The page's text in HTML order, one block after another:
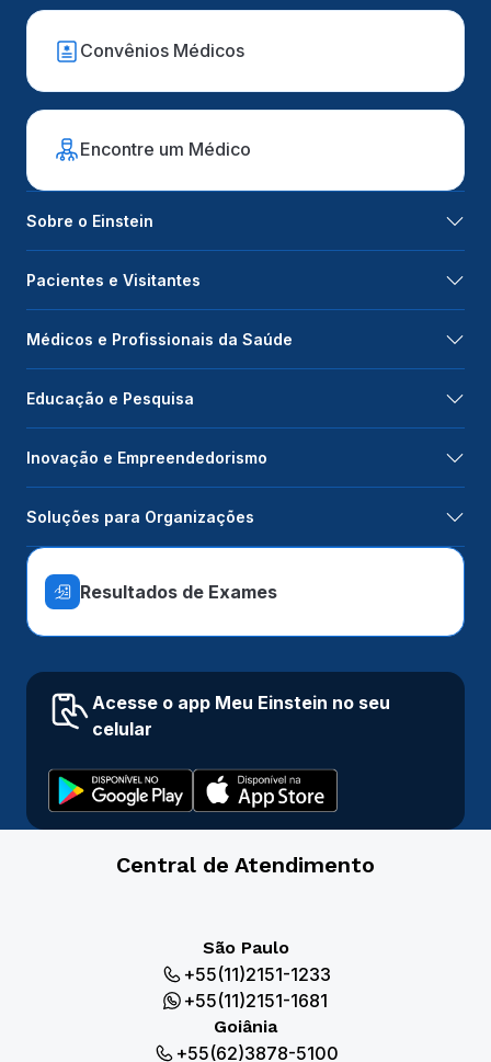
Convênios Médicos
Encontre um Médico
Sobre o Einstein
Pacientes e Visitantes
Médicos e Profissionais da Saúde
Educação e Pesquisa
Inovação e Empreendedorismo
Soluções para Organizações
Resultados de Exames
Acesse o app Meu Einstein no seu
celular
Central de Atendimento
São Paulo
+55(11)2151-1233
+55(11)2151-1681
Goiânia
+55(62)3878-5100